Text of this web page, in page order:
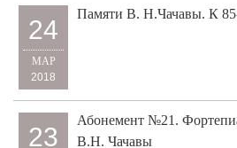
24
МАР
2018
Памяти В. Н.Чачавы. К
23
Абонемент №21.
В.Н. Чачавы